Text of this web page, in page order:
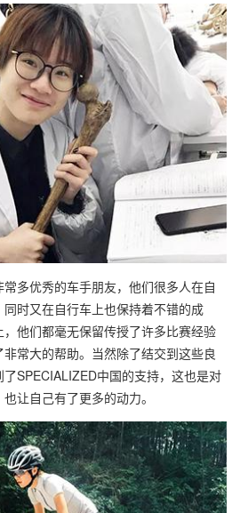
多优秀的车手朋友，他们很多人在自
时又在自行车上也保持着不错的成
他们都毫无保留传授了许多比赛经验
常大的帮助。当然除了结交到这些良
SPECIALIZED中国的支持，这也是对
让自己有了更多的动力。